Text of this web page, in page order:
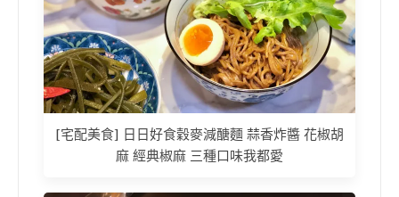
[宅配美食] 日日好食穀麥減醣麵 蒜香炸醬 花椒胡
麻 經典椒麻 三種口味我都愛